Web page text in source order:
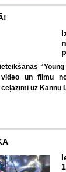
un filmu
uz Kannu